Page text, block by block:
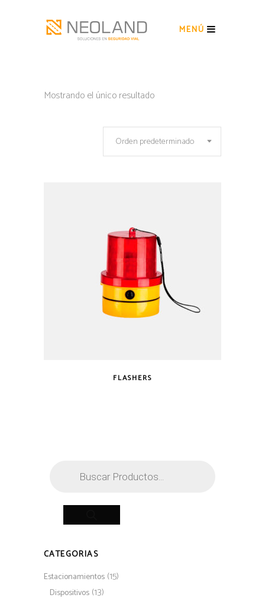
MENÚ
Mostrando el único resultado
Orden predeterminado
FLASHERS
productos
CATEGORIAS
Estacionamientos (15)
Dispositivos (13)